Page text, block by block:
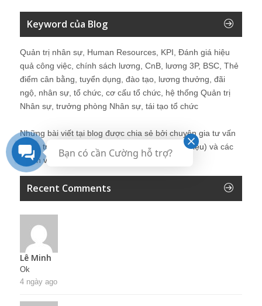
Keyword của Blog
Quản trị nhân sự, Human Resources, KPI, Đánh giá hiệu
quả công việc, chính sách lương, CnB, lương 3P, BSC, Thẻ
điểm cân bằng, tuyển dụng, đào tạo, lương thưởng, đãi
ngộ, nhân sự, tổ chức, cơ cấu tổ chức, hệ thống Quản trị
Nhân sự, trưởng phòng Nhân sự, tái tạo tổ chức
Những bài viết tại blog được chia sẻ bởi chuyên gia tư vấn
Quản trị Nhân sự Nguyễn Hùng Cường (
giới thiệu) và các
thành viên khác trong cộng đồng Nhân sự.
Recent Comments
Lê Minh
Ok
4 ngày ago
Bạn có cần Cường hỗ trợ?